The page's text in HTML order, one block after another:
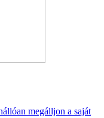
megálljon a saját